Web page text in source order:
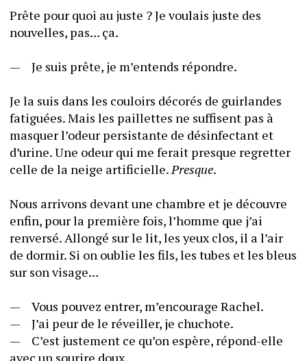
Prête pour quoi au juste ? Je voulais juste des
Je la suis dans les couloirs décorés de guirlandes
fatiguées. Mais les paillettes ne suffisent pas à
masquer l’odeur persistante de désinfectant et
d’urine. Une odeur qui me ferait presque regretter
celle de la neige artificielle. Presque
Nous arrivons devant une chambre et je découvre
enfin, pour la première fois, l’homme que j’ai
renversé. Allongé sur le lit, les yeux clos, il a l’air
de dormir. Si on oublie les fils, les tubes et les bleus
—	Vous pouvez entrer, m’encourage Rachel.
—	C’est justement ce qu’on espère, répond-elle